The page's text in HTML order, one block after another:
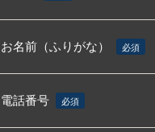
お名前（ふりがな）
必須
電話番号
必須